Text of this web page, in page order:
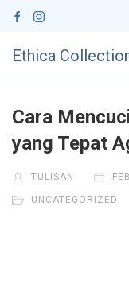
Ethica
Cara
yang Tepat
TULISAN
UNCATEGORIZED